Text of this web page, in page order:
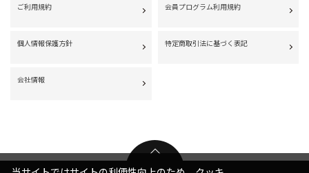
ご利用規約 会員プログラム利用規約
個人情報保護方針 特定商取引法に基づく表記
会社情報